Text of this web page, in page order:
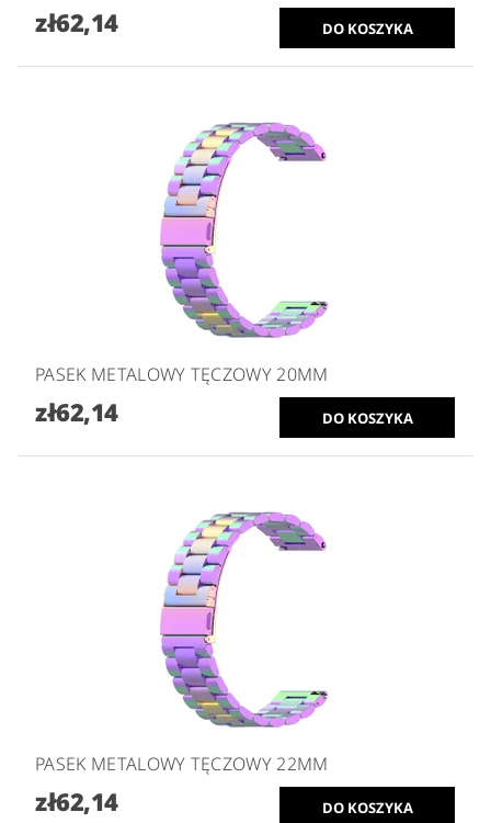
zł62,14
PASEK METALOWY TĘCZOWY 20MM
zł62,14
PASEK METALOWY TĘCZOWY 22MM
zł62,14